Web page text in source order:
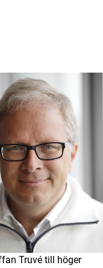
Truvé till höger